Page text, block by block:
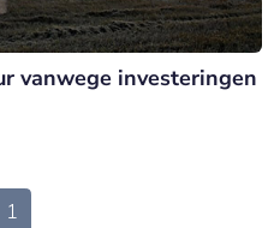
vanwege investeringen
1